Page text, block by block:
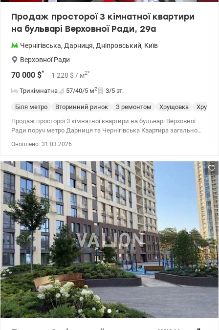
Продаж просторої 3 кімнатної квартири
на бульварі Верховної Ради, 29а
Чернігівська, Дарниця, Дніпровський, Київ
Верховної Ради
70 000 $* 1 228 $ / м2*
Трикімнатна 57/40/5 м2 3/5 эт.
Біля метро Вторинний ринок З ремонтом Хрущовка
Продаж просторої 3 кімнатної квартири на бульварі Верховної
Ради поруч метро Дарниця та Чернігівська Квартира загальною
двориком, від метро Чернігівська 15 хв пішки Квартира світла на
дві сторони будинку, не кутова, тепла в зимку та прохолодна
влітку ,тиха з гарними сусідами. Вся інфраструктура поряд :ТРЦ
Проспект, Новус, Спортлайф, Дніпровська податкова інспекція
м.Києва, Нова Пошта №184, Піца ді Каса, АТБ маркет, Діла,
вул.Вінсона Черчиля ,вул.Дмитра Багалія, просп. Леоніда
Кадеюка, Ощадбанк, Фора
Оновлено: 31.03.2026